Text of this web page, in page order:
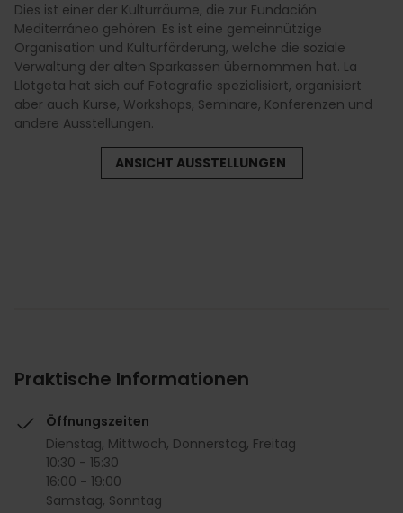
Dies ist einer der Kulturräume, die zur Fundación
Mediterráneo gehören. Es ist eine gemeinnützige
Organisation und Kulturförderung, welche die soziale
Verwaltung der alten Sparkassen übernommen hat. La
Llotgeta hat sich auf Fotografie spezialisiert, organisiert
aber auch Kurse, Workshops, Seminare, Konferenzen und
andere Ausstellungen.
ANSICHT AUSSTELLUNGEN
Praktische Informationen
Öffnungszeiten
Dienstag, Mittwoch, Donnerstag, Freitag
10:30 - 15:30
16:00 - 19:00
Samstag, Sonntag